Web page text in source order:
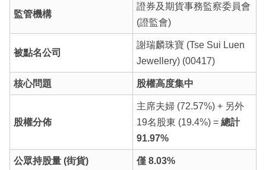
監管機構
證券及期貨事務監察委員會
(證監會)
被點名公司
謝瑞麟珠寶 (Tse Sui Luen
Jewellery) (00417)
核心問題 股權高度集中
股權分佈
主席夫婦 (72.57%) + 另外
19名股東 (19.4%) = 總計
91.97%
公眾持股量 (街貨) 僅 8.03%